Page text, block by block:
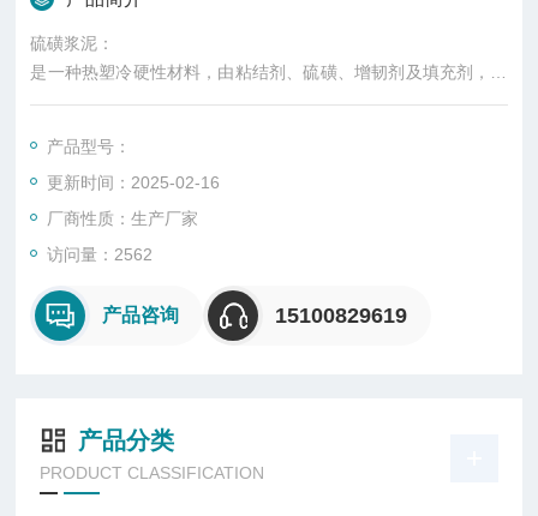
硫磺浆泥：
是一种热塑冷硬性材料，由粘结剂、硫磺、增韧剂及填充剂，按
一定配比熔融搅拌而成。
产品型号：
更新时间：2025-02-16
厂商性质：生产厂家
访问量：2562
产品咨询 15100829619
产品分类
PRODUCT CLASSIFICATION